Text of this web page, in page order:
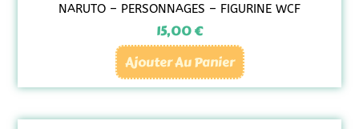
NARUTO – PERSONNAGES – FIGURINE WCF
15,00€
Ajouter Au Panier